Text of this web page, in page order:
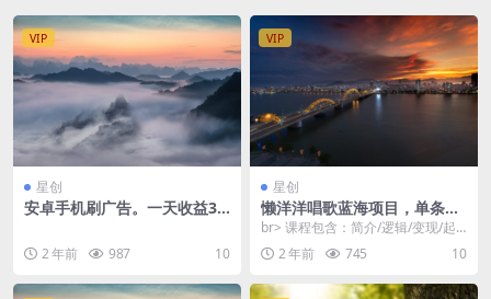
VIP
星创
安卓手机刷广告。一天收益30
扩大
2 年前 987 10
VIP
星创
懒洋洋唱歌蓝海项目，单条作
品上10 点赞，变现稳定/快
（教程 工具）
br> 课程包含：简介/逻辑/变现/起
号 抖音搜索懒洋洋唱歌可以看到非
常多点赞和...
2 年前 745 10